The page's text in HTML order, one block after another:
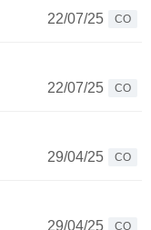
22/07/25
CO
22/07/25
CO
29/04/25
CO
29/04/25
CO